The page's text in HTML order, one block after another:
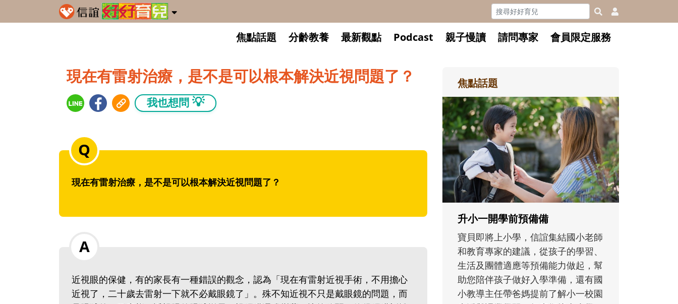
焦點話題 分齡教養 最新觀點 Podcast 親子慢讀 請問專家 會員限定服務
現在有雷射治療，是不是可以根本解決近視問題了？
我也想問 💡
現在有雷射治療，是不是可以根本解決近視問題了？
近視眼的保健，有的家長有一種錯誤的觀念，認為「現在有雷射近視手術，不用擔心
近視了，二十歲去雷射一下就不必戴眼鏡了」。殊不知近視不只是戴眼鏡的問題，而
焦點話題
升小一開學前預備備
寶貝即將上小學，信誼集結國小老師
和教育專家的建議，從孩子的學習、
生活及團體適應等預備能力做起，幫
助您陪伴孩子做好入學準備，還有國
小教導主任帶爸媽提前了解小一校園
和孩子一起長大的那個男人│讀
懂父親的不同模樣
沒有人天生就擅長當爸爸！男人總是
在一次次「前所未有」的體驗中，跟
著孩子一起長大。從給予安全感的肢
體遊戲，到獨立自主、角色認同及解
決問題的能力養成。爸爸正嘗試用不
同的模樣，參與孩子每個重要的成長
歷程。